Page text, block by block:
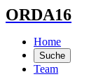
ORDA16
Home
Suche
Team